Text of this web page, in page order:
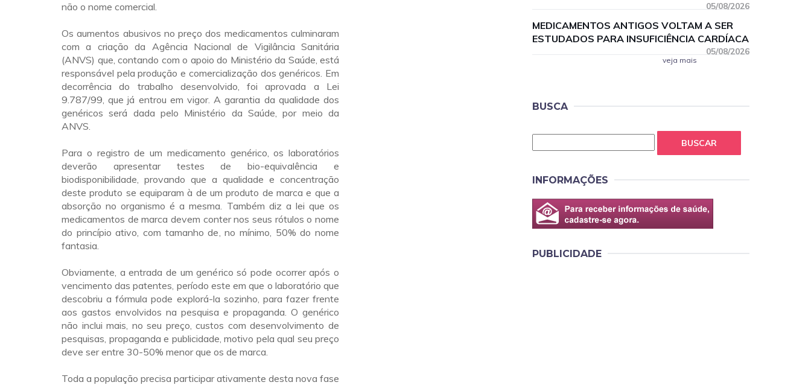
não o nome comercial.
Os aumentos abusivos no preço dos medicamentos culminaram
com a criação da Agência Nacional de Vigilância Sanitária
(ANVS) que, contando com o apoio do Ministério da Saúde, está
responsável pela produção e comercialização dos genéricos. Em
decorrência do trabalho desenvolvido, foi aprovada a Lei
9.787/99, que já entrou em vigor. A garantia da qualidade dos
genéricos será dada pelo Ministério da Saúde, por meio da
ANVS.
Para o registro de um medicamento genérico, os laboratórios
deverão apresentar testes de bio-equivalência e
biodisponibilidade, provando que a qualidade e concentração
deste produto se equiparam à de um produto de marca e que a
absorção no organismo é a mesma. Também diz a lei que os
medicamentos de marca devem conter nos seus rótulos o nome
do princípio ativo, com tamanho de, no mínimo, 50% do nome
fantasia.
Obviamente, a entrada de um genérico só pode ocorrer após o
vencimento das patentes, período este em que o laboratório que
descobriu a fórmula pode explorá-la sozinho, para fazer frente
aos gastos envolvidos na pesquisa e propaganda. O genérico
não inclui mais, no seu preço, custos com desenvolvimento de
pesquisas, propaganda e publicidade, motivo pela qual seu preço
deve ser entre 30-50% menor que os de marca.
Toda a população precisa participar ativamente desta nova fase
05/08/2026
MEDICAMENTOS ANTIGOS VOLTAM A SER
ESTUDADOS PARA INSUFICIÊNCIA CARDÍACA
05/08/2026
veja mais
BUSCA
BUSCAR
INFORMAÇÕES
PUBLICIDADE